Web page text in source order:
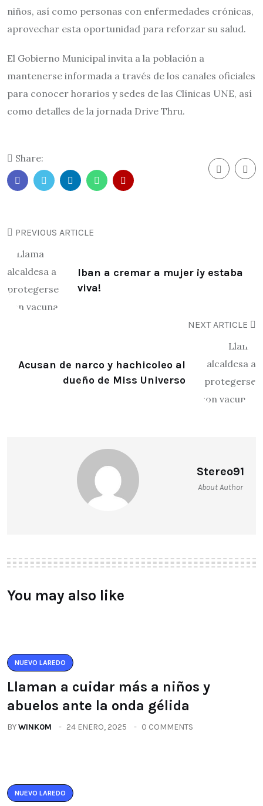
niños, así como personas con enfermedades crónicas,
aprovechar esta oportunidad para reforzar su salud.
El Gobierno Municipal invita a la población a
mantenerse informada a través de los canales oficiales
para conocer horarios y sedes de las Clínicas UNE, así
como detalles de la jornada Drive Thru.
Share:
PREVIOUS ARTICLE
Iban a cremar a mujer ¡y estaba
viva!
NEXT ARTICLE
Acusan de narco y hachicoleo al
dueño de Miss Universo
Stereo91
About Author
You may also like
NUEVO LAREDO
Llaman a cuidar más a niños y
abuelos ante la onda gélida
BYWINK0M 24 ENERO, 2025 0 COMMENTS
NUEVO LAREDO